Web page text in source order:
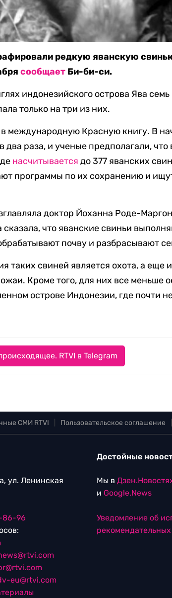
редкую яванскую
сообщает Би-би-си.
индонезийского острова Ява семь
только на три из них.
в международную Красную книгу. В
два раза, и ученые предполагали,
насчитывается до 377 яванских
программы по их сохранению и
доктор Йоханна Роде-
сказала, что яванские свиньи
почву и разбрасывают
таких свиней является охота, а еще
Кроме того, для них все меньше
острове Индонезии, где почти
RTVI в Telegram
СМИ RTVI Пользовательское соглашение
ул. Ленинская
86-96
eu@rtvi.com
Достойные
Мы в
и Google.News
Уведомление об